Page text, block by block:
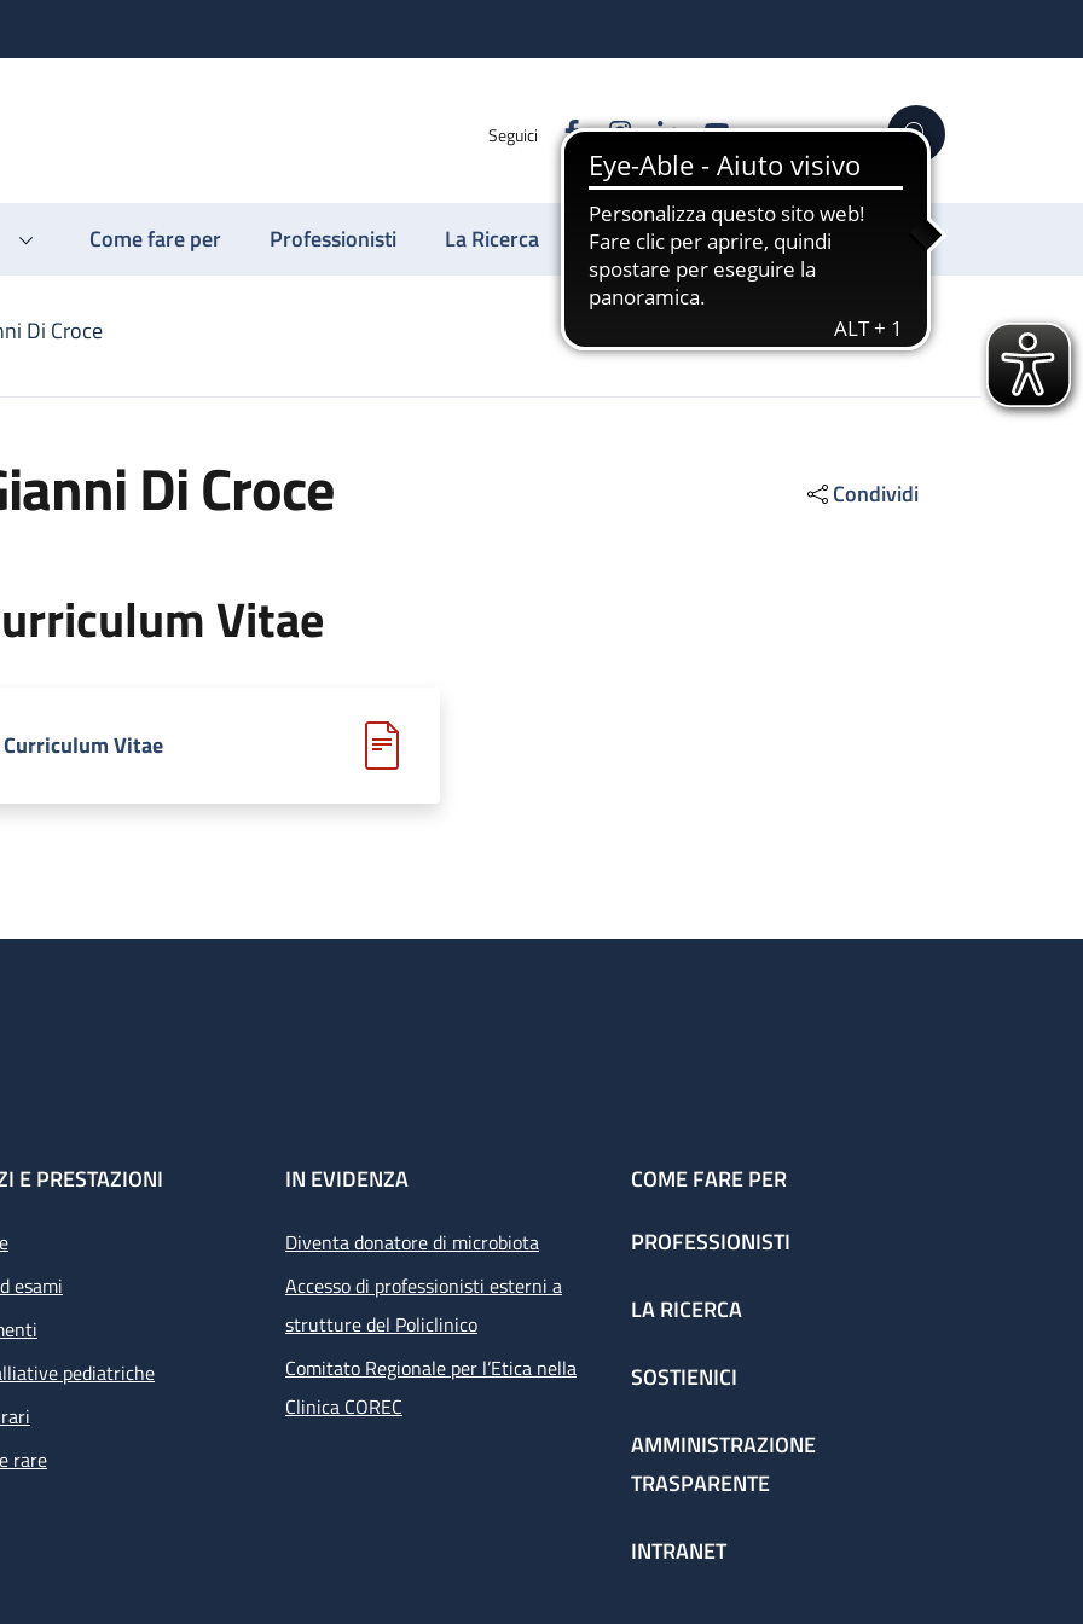
Seguici FacebookInstagram
LinkedinYouTube Cerca
Come fare per Professionisti La Ricerca Sostienici
Di Croce
Di Croce Condividi
Vitae
Curriculum Vitae
E PRESTAZIONI
esami
pediatriche
rare
IN EVIDENZA
Diventa donatore di microbiota
Accesso di professionisti esterni a
strutture del Policlinico
Comitato Regionale per l’Etica nella
Clinica COREC
COME FARE PER
PROFESSIONISTI
LA RICERCA
SOSTIENICI
AMMINISTRAZIONE
TRASPARENTE
INTRANET